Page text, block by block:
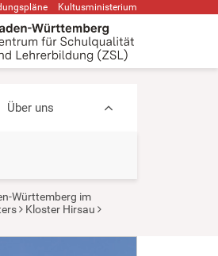
Kultusministerium
Über uns
Württemberg im
Kloster Hirsau